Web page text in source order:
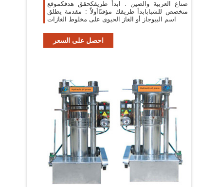
صناع العربية والصين . ابدأ طريقكحقق هدفكموقع
متخصص للشبابابدأ طريقك مؤقتًاأولاً : مقدمة يطلق
اسم البيوجاز أو الغاز الحيوى على مخلوط الغازات
احصل على السعر